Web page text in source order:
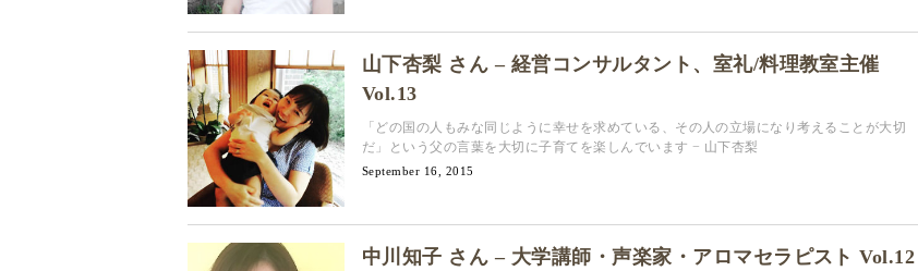
山下杏梨 さん – 経営コンサルタント、室礼/料理教室主催
Vol.13
「どの国の人もみな同じように幸せを求めている、その人の立場になり考えることが大切
だ」という父の言葉を大切に子育てを楽しんでいます − 山下杏梨
September 16, 2015
中川知子 さん – 大学講師・声楽家・アロマセラピスト Vol.12